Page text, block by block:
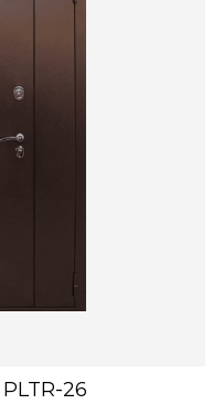
PLTR-26